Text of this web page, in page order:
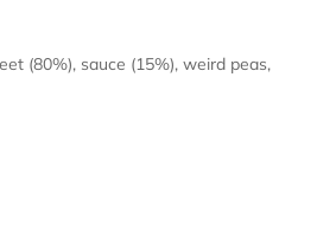
(80%), sauce (15%), weird peas,